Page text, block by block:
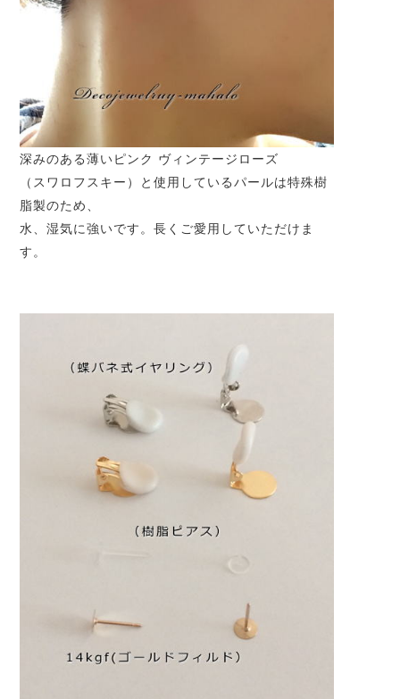
深みのある薄いピンク ヴィンテージローズ
（スワロフスキー）と使用しているパールは特殊樹
脂製のため、
水、湿気に強いです。長くご愛用していただけま
す。